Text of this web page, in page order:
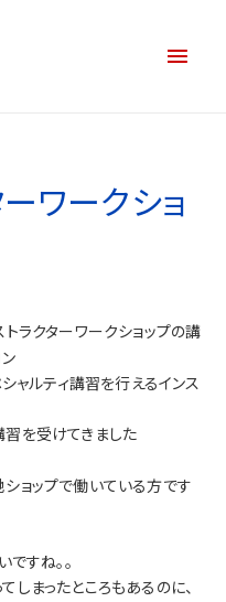
ーワークショ
ラクターワークショップの講
ャルティ講習を行えるインス
を受けてきました
ョップで働いている方です
ですね。。
しまったところもあるのに、